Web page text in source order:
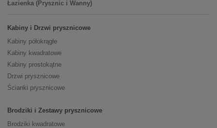
Łazienka (Prysznic i Wanny)
Kabiny i Drzwi prysznicowe
Kabiny półokrągłe
Kabiny kwadratowe
Kabiny prostokątne
Drzwi prysznicowe
Ścianki prysznicowe
Brodziki i Zestawy prysznicowe
Brodziki kwadratowe